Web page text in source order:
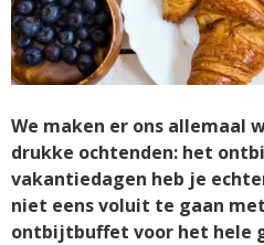
We maken er ons allemaal
drukke ochtenden: het
vakantiedagen heb je
niet eens voluit te gaan
ontbijtbuffet voor het hele